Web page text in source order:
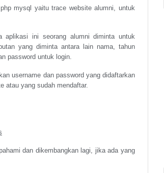
mysql yaitu trace website alumni, untuk
ini seorang alumni diminta untuk
yang diminta antara lain nama, tahun
password untuk login.
username dan password yang didaftarkan
atau yang sudah mendaftar.
dan dikembangkan lagi, jika ada yang